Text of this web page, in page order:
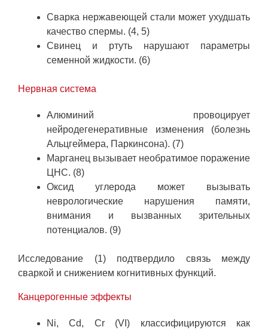
Сварка нержавеющей стали может ухудшать
качество спермы. (4, 5)
Свинец и ртуть нарушают параметры
семенной жидкости. (6)
Нервная система
Алюминий провоцирует
нейродегенеративные изменения (болезнь
Альцгеймера, Паркинсона). (7)
Марганец вызывает необратимое поражение
ЦНС. (8)
Оксид углерода может вызывать
неврологические нарушения памяти,
внимания и вызванных зрительных
потенциалов. (9)
Исследование (1) подтвердило связь между
сваркой и снижением когнитивных функций.
Канцерогенные эффекты
Ni, Cd, Cr (VI) классифицируются как